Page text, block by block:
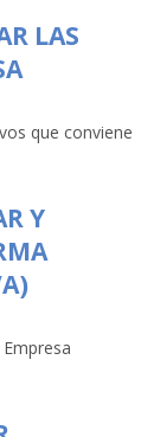
LAS
que conviene
Y